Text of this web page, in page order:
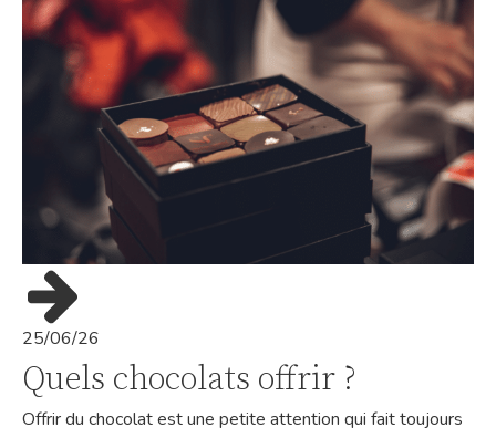
25/06/26
Quels chocolats offrir ?
Offrir du chocolat est une petite attention qui fait toujours